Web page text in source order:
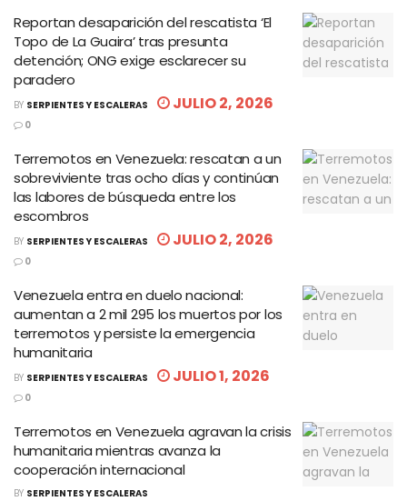
Reportan desaparición del rescatista ‘El
Topo de La Guaira’ tras presunta
detención; ONG exige esclarecer su
paradero
BY SERPIENTES Y ESCALERAS JULIO 2, 2026
0
Terremotos en Venezuela: rescatan a un
sobreviviente tras ocho días y continúan
las labores de búsqueda entre los
escombros
BY SERPIENTES Y ESCALERAS JULIO 2, 2026
0
Venezuela entra en duelo nacional:
aumentan a 2 mil 295 los muertos por los
terremotos y persiste la emergencia
humanitaria
BY SERPIENTES Y ESCALERAS JULIO 1, 2026
0
Terremotos en Venezuela agravan la crisis
humanitaria mientras avanza la
cooperación internacional
BY SERPIENTES Y ESCALERAS